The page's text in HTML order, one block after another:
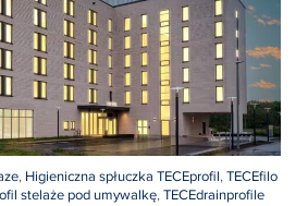
, Higieniczna spłuczka TECEprofil,TECEfilo
stelaże pod umywalkę,TECEdrainprofile